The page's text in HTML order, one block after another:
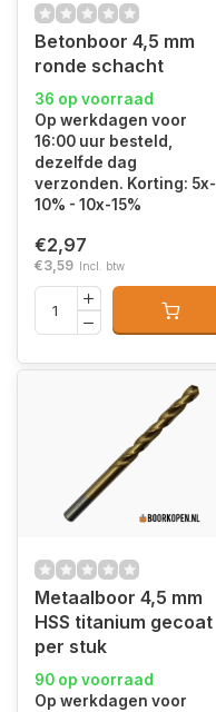
Betonboor 4,5 mm
ronde schacht
36 op voorraad
Op werkdagen voor
16:00 uur besteld,
dezelfde dag
verzonden. Korting: 5x-
10% - 10x-15%
€2,97
€3,59 Incl. btw
Metaalboor 4,5 mm
HSS titanium gecoat
per stuk
90 op voorraad
Op werkdagen voor